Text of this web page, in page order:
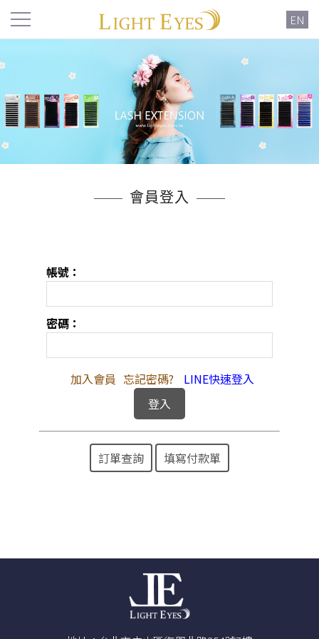
EN
會員登入
帳號：
密碼：
加入會員 忘記密碼? LINE快速登入
訂單查詢 填寫付款單